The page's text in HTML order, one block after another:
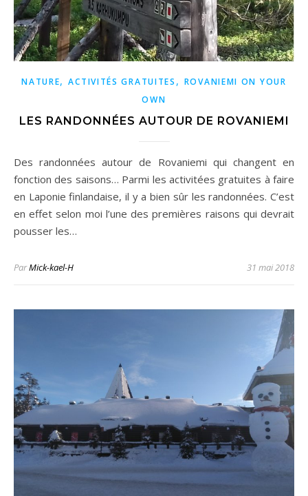
NATURE,ACTIVITÉS GRATUITES , ROVANIEMI ON YOUR
OWN
LES RANDONNÉES AUTOUR DE ROVANIEMI
Des randonnées autour de Rovaniemi qui changent en
fonction des saisons… Parmi les activitées gratuites à faire
en Laponie finlandaise, il y a bien sûr les randonnées. C’est
en effet selon moi l’une des premières raisons qui devrait
pousser les…
ParMick-kael-H 31 mai 2018